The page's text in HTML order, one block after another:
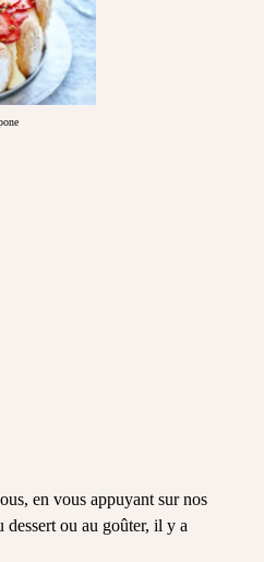
en vous appuyant sur nos
ou au goûter, il y a